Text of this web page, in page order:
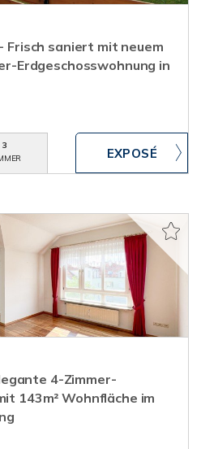
- Frisch saniert mit neuem
Erdgeschosswohnung in
3
4-Zimmer-
143m² Wohnfläche im